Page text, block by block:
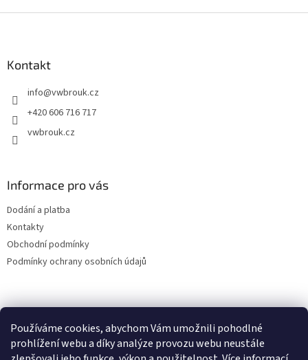
Používáme cookies, abychom Vám umožnili pohodlné
prohlížení webu a díky analýze provozu webu neustále
Kontakt
info@vwbrouk.cz
+420 606 716 717
vwbrouk.cz
Informace pro vás
Dodání a platba
Kontakty
Obchodní podmínky
Podmínky ochrany osobních údajů